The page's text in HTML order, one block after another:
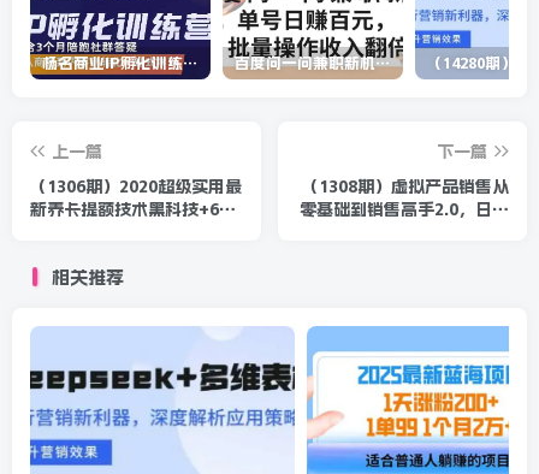
杨名商业IP孵化训练营，从商业到内容到转化一站式学 价值5980元 百度问一问兼职新机遇，单号日赚百元，批量操作收入翻倍
上一篇
（1306期）2020超级实用最
新养卡提额技术黑科技+6家
下一篇
（1308期）虚拟产品销售从
零基础到销售高手2.0，日赚
相关推荐